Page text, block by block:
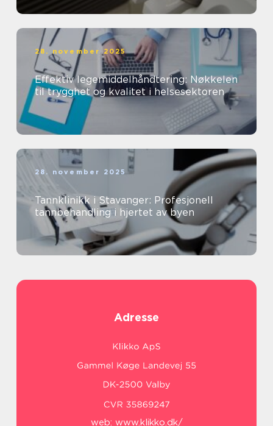
28. november 2025
Effektiv legemiddelhåndtering: Nøkkelen
til trygghet og kvalitet i helsesektoren
28. november 2025
Tannklinikk i Stavanger: Profesjonell
tannbehandling i hjertet av byen
Adresse
web: www.klikko.dk/